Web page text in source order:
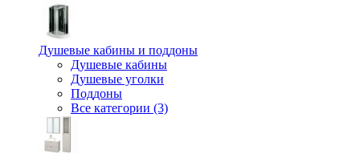
Душевые кабины и поддоны
Душевые кабины
Душевые уголки
Поддоны
Все категории (3)